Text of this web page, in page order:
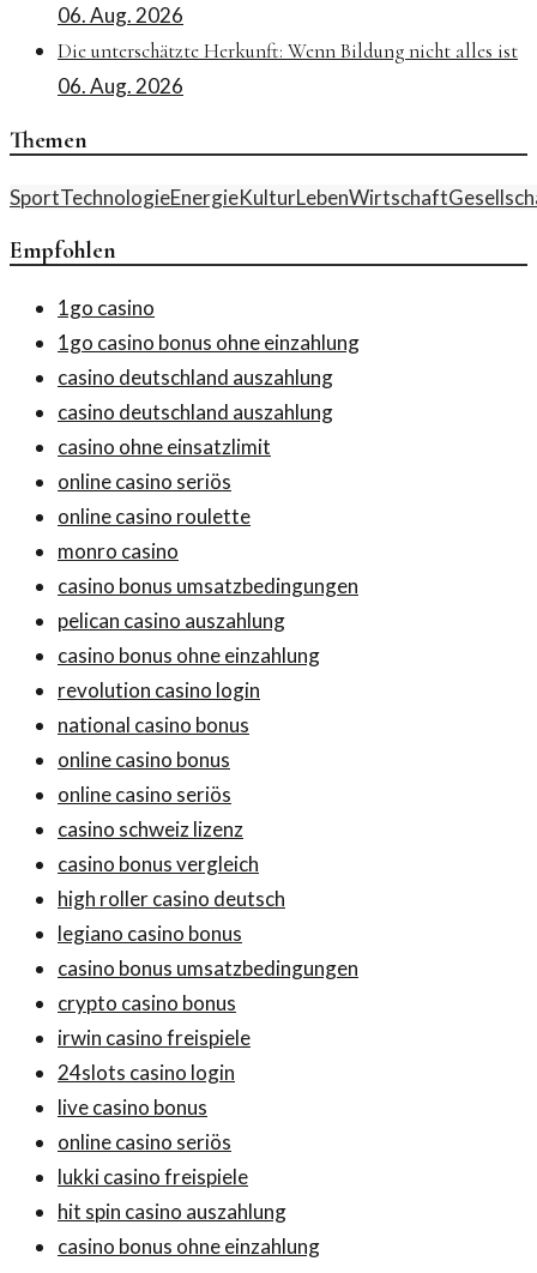
06. Aug. 2026
Die unterschätzte Herkunft: Wenn Bildung nicht alles ist
06. Aug. 2026
Themen
SportTechnologieEnergieKulturLebenWirtschaft
Empfohlen
1go casino
1go casino bonus ohne einzahlung
casino deutschland auszahlung
casino deutschland auszahlung
casino ohne einsatzlimit
online casino seriös
online casino roulette
monro casino
casino bonus umsatzbedingungen
pelican casino auszahlung
casino bonus ohne einzahlung
revolution casino login
national casino bonus
online casino bonus
online casino seriös
casino schweiz lizenz
casino bonus vergleich
high roller casino deutsch
legiano casino bonus
casino bonus umsatzbedingungen
crypto casino bonus
irwin casino freispiele
24slots casino login
live casino bonus
online casino seriös
lukki casino freispiele
hit spin casino auszahlung
casino bonus ohne einzahlung